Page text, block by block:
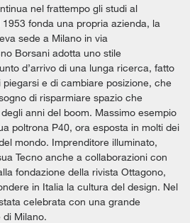
nel frattempo gli studi al
fonda una propria azienda, la
sede a Milano in via
Borsani adotta uno stile
d’arrivo di una lunga ricerca, fatto
e di cambiare posizione, che
di risparmiare spazio che
anni del boom. Massimo esempio
poltrona P40, ora esposta in molti dei
mondo. Imprenditore illuminato,
Tecno anche a collaborazioni con
fondazione della rivista Ottagono,
in Italia la cultura del design. Nel
celebrata con una grande
di Milano.